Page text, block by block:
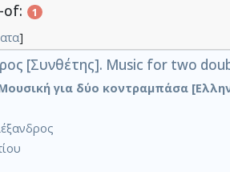
of: 1
]
[Συνθέτης]. Music for two
για δύο κοντραμπάσα